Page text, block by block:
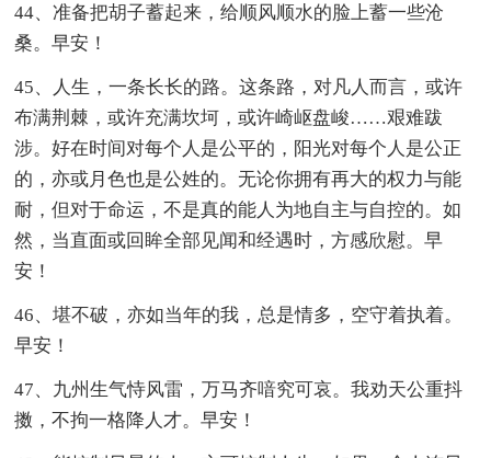
44、准备把胡子蓄起来，给顺风顺水的脸上蓄一些沧
桑。早安！
45、人生，一条长长的路。这条路，对凡人而言，或许
布满荆棘，或许充满坎坷，或许崎岖盘峻……艰难跋
涉。好在时间对每个人是公平的，阳光对每个人是公正
的，亦或月色也是公姓的。无论你拥有再大的权力与能
耐，但对于命运，不是真的能人为地自主与自控的。如
然，当直面或回眸全部见闻和经遇时，方感欣慰。早
安！
46、堪不破，亦如当年的我，总是情多，空守着执着。
早安！
47、九州生气恃风雷，万马齐喑究可哀。我劝天公重抖
擞，不拘一格降人才。早安！